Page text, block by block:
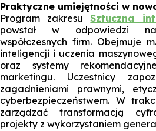
Praktyczne umiejętności w
Program zakresuSztuczna
powstał w odpowiedzi
współczesnych firm. Obejmuje
inteligencji i uczenia
oraz systemy
marketingu. Uczestnicy
zagadnieniami prawnymi,
cyberbezpieczeństwem. W
zarządzać transformacją
projekty z wykorzystaniem